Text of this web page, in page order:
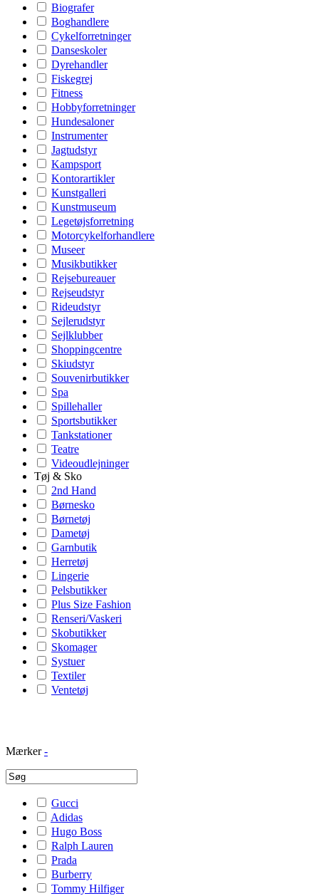
Biografer
Boghandlere
Cykelforretninger
Danseskoler
Dyrehandler
Fiskegrej
Fitness
Hobbyforretninger
Hundesaloner
Instrumenter
Jagtudstyr
Kampsport
Kontorartikler
Kunstgalleri
Kunstmuseum
Legetøjsforretning
Motorcykelforhandlere
Museer
Musikbutikker
Rejsebureauer
Rejseudstyr
Rideudstyr
Sejlerudstyr
Sejlklubber
Shoppingcentre
Skiudstyr
Souvenirbutikker
Spa
Spillehaller
Sportsbutikker
Tankstationer
Teatre
Videoudlejninger
Tøj & Sko
2nd Hand
Børnesko
Børnetøj
Dametøj
Garnbutik
Herretøj
Lingerie
Pelsbutikker
Plus Size Fashion
Renseri/Vaskeri
Skobutikker
Skomager
Systuer
Textiler
Ventetøj
Mærker -
Gucci
Adidas
Hugo Boss
Ralph Lauren
Prada
Burberry
Tommy Hilfiger